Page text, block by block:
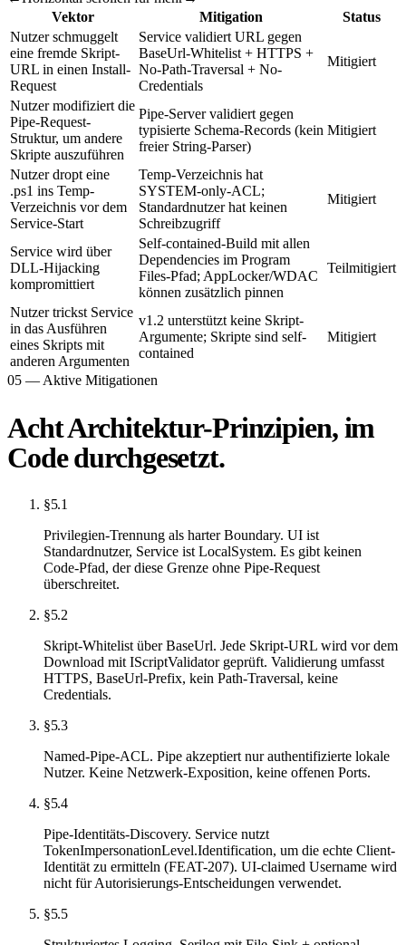
Vektor
Mitigation
Status
Nutzer schmuggelt
eine fremde Skript-
URL in einen Install-
Request
Service validiert URL gegen
BaseUrl-Whitelist + HTTPS +
No-Path-Traversal + No-
Credentials
Mitigiert
Nutzer modifiziert die
Pipe-Request-
Struktur, um andere
Skripte auszuführen
Pipe-Server validiert gegen
typisierte Schema-Records (kein
freier String-Parser)
Mitigiert
Nutzer dropt eine
.ps1 ins Temp-
Verzeichnis vor dem
Service-Start
Temp-Verzeichnis hat
SYSTEM-only-ACL;
Standardnutzer hat keinen
Schreibzugriff
Mitigiert
Service wird über
DLL-Hijacking
kompromittiert
Self-contained-Build mit allen
Dependencies im Program
Files-Pfad; AppLocker/WDAC
können zusätzlich pinnen
Teilmitigiert
Nutzer trickst Service
in das Ausführen
eines Skripts mit
anderen Argumenten
v1.2 unterstützt keine Skript-
Argumente; Skripte sind self-
contained
Mitigiert
05 — Aktive Mitigationen
Acht Architektur-Prinzipien, im
Code durchgesetzt.
§5.1
Privilegien-Trennung als harter Boundary. UI ist
Standardnutzer, Service ist LocalSystem. Es gibt keinen
Code-Pfad, der diese Grenze ohne Pipe-Request
überschreitet.
§5.2
Skript-Whitelist über BaseUrl. Jede Skript-URL wird vor dem
Download mit IScriptValidator geprüft. Validierung umfasst
HTTPS, BaseUrl-Prefix, kein Path-Traversal, keine
Credentials.
§5.3
Named-Pipe-ACL. Pipe akzeptiert nur authentifizierte lokale
Nutzer. Keine Netzwerk-Exposition, keine offenen Ports.
§5.4
Pipe-Identitäts-Discovery. Service nutzt
TokenImpersonationLevel.Identification, um die echte Client-
Identität zu ermitteln (FEAT-207). UI-claimed Username wird
nicht für Autorisierungs-Entscheidungen verwendet.
§5.5